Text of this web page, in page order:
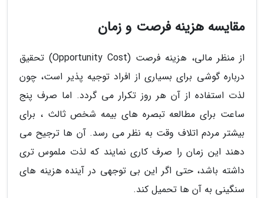
مقایسه هزینه فرصت و زمان
از منظر مالی، هزینه فرصت (Opportunity Cost) تحقیق
درباره گوشی برای بسیاری از افراد توجیه پذیر است، چون
لذت استفاده از آن هر روز تکرار می گردد. اما صرف پنج
ساعت برای مطالعه تبصره های بیمه شخص ثالث ، برای
بیشتر مردم اتلاف وقت به نظر می رسد. آن ها ترجیح می
دهند این زمان را صرف کاری نمایند که لذت ملموس تری
داشته باشد، حتی اگر این بی توجهی در آینده هزینه های
سنگینی به آن ها تحمیل کند.